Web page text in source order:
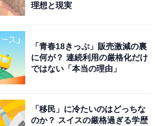
理想と現実
「青春18きっぷ」販売激減の裏
に何が？ 連続利用の厳格化だけ
ではない「本当の理由」
「移民」に冷たいのはどっちな
のか？ スイスの厳格過ぎる学歴